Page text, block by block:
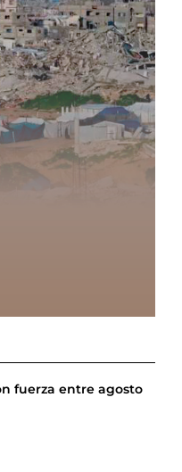
fuerza entre agosto